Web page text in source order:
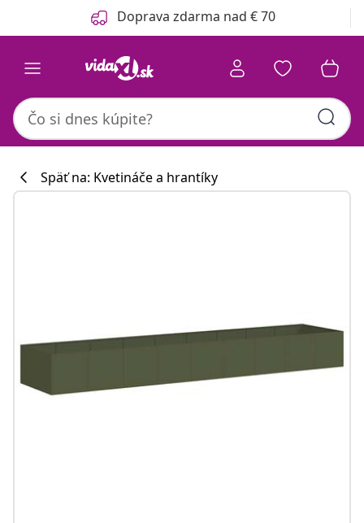
Predchádzajúce Doprava zdarma nad € 70
Späť na: Kvetináče a hrantíky